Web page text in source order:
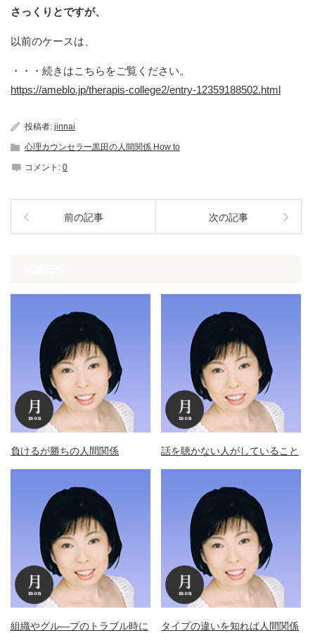
さっくりとですが、
以前のケースは、
・・・続きはこちらをご覧ください。
https://ameblo.jp/therapis-college2/entry-12359188502.html
投稿者: jinnai
心理カウンセラー黒田の人間関係 How to
コメント: 0
前の記事 次の記事
負けるが勝ちの人間関係 話を聴かない人がしていること
組織やグル―プのトラブル時に
タイプの違いを知れば人間関係